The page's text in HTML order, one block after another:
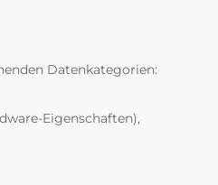
Datenkategorien:
Eigenschaften),